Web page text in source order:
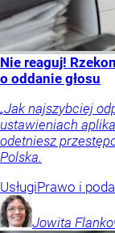
Nie reaguj!
o oddanie głosu
„Jak najszybciej
ustawieniach
odetniesz
Polska.
UsługiPrawo i
Jowita